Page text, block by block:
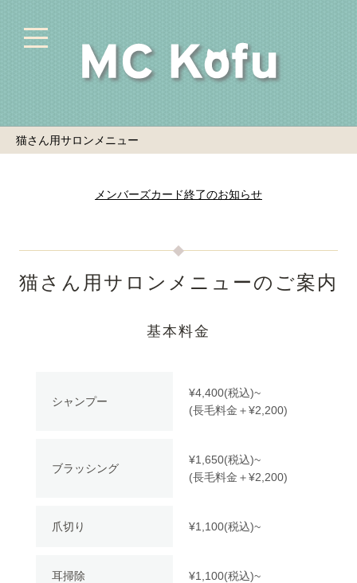
猫さん用サロンメニュー
メンバーズカード終了のお知らせ
猫さん用サロンメニューのご案内
基本料金
シャンプー
¥4,400(税込)~
(長毛料金＋¥2,200)
ブラッシング
¥1,650(税込)~
(長毛料金＋¥2,200)
爪切り ¥1,100(税込)~
耳掃除 ¥1,100(税込)~